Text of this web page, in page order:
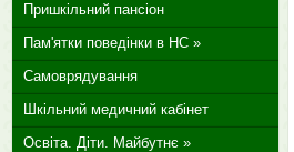
Пришкільний пансіон
Пам'ятки поведінки в НС »
Самоврядування
Шкільний медичний кабінет
Освіта. Діти. Майбутнє »